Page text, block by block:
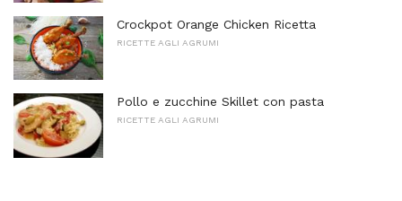
Crockpot Orange Chicken Ricetta
RICETTE AGLI AGRUMI
Pollo e zucchine Skillet con pasta
RICETTE AGLI AGRUMI